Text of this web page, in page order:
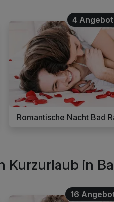
4
Romantische Nacht Bad
in
16